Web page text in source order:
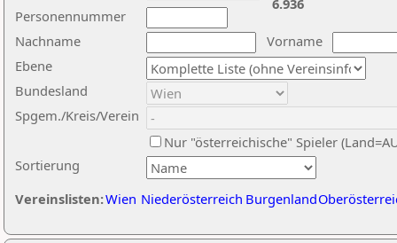
Nachname
Vorname
Ebene
Sortierung
Personennummer
Bundesland
Spgem./Kreis/Verein
Nur "österreichische" Spieler
Vereinslisten:Wien Niederösterreich Burgenland
6.936